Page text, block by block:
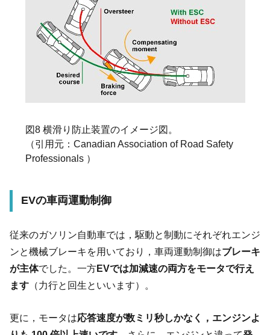
図8 横滑り防止装置のイメージ図。
（引用元：Canadian Association of Road Safety
Professionals ）
EVの車両運動制御
従来のガソリン自動車では，駆動と制動にそれぞれエンジ
ンと機械ブレーキを用いており，車両運動制御はブレーキ
が主体でした。一方EVでは加減速の両方をモータで行え
ます （力行と回生といいます）。
更に，モータは応答速度が数ミリ秒しかなく，エンジンよ